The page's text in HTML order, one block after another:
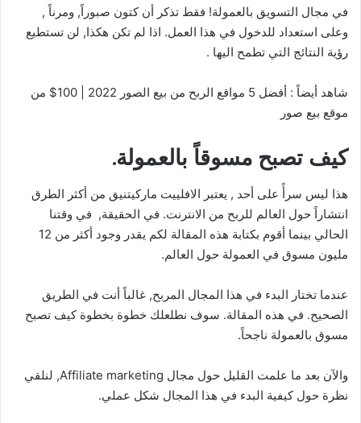
في مجال التسويق بالعمولة! فقط تذكر أن كتون صبوراً, ومرناً ,
وعلى استعداد للدخول في هذا العمل. اذا لم تكن هكذا, لن تستطيع
رؤية النتائج التي تطمح اليها .
شاهد أيضاً : أفضل 5 مواقع الربح من بيع الصور 2022 | 100$ من
موقع بيع صور
كيف تصبح مسوقاً بالعمولة.
هذا ليس سرأً على أحد , يعتبر الافلييت ماركيتنيق من أكثر الطرق
انتشاراً حول العالم للربح من الانترنت. في الحقيقة, في وقتنا
الحالي بينما أقوم بكتابة هذه المقالة لكم يقدر وجود أكثر من 12
مليون مسوق في العمولة حول العالم.
عندما تختار البدء في هذا المجال المربح, غالباً أنت في الطريق
الصحيح. في هذه المقالة. سوف نطلعلك خطوة بخطوة كيف تصبح
مسوق بالعمولة ناجحاً.
والآن بعد ما علمت القليل حول مجال Affiliate marketing, لنلقي
نظرة حول كيفية البدء في هذا المجال شكل عملي.